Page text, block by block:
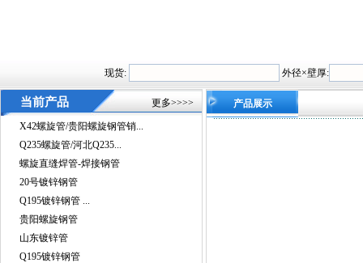
现货: 外径×壁厚:
当前产品 更多>>>>
X42螺旋管/贵阳螺旋钢管销...
Q235螺旋管/河北Q235...
螺旋直缝焊管-焊接钢管
20号镀锌钢管
Q195镀锌钢管 ...
贵阳螺旋钢管
山东镀锌管
Q195镀锌钢管
产品展示